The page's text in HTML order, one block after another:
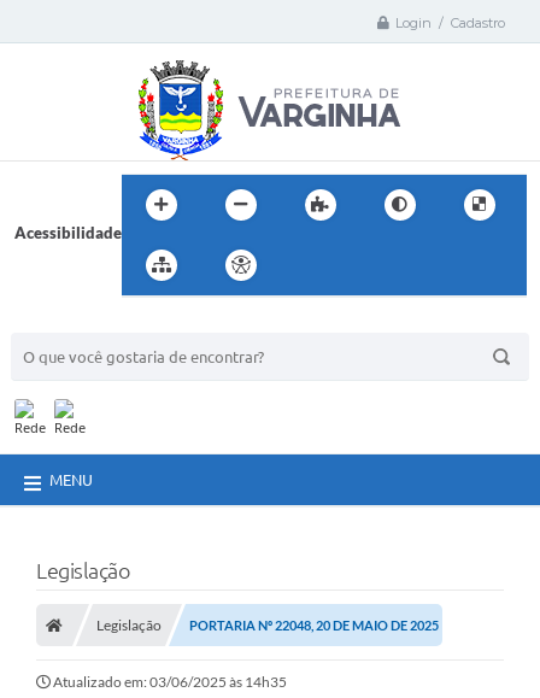
Login / Cadastro
Acessibilidade
MENU
Legislação
Legislação PORTARIA Nº 22048, 20 DE MAIO DE 2025
Atualizado em: 03/06/2025 às 14h35